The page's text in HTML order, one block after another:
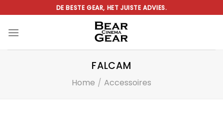
naar
inhoud
DE BESTE GEAR, HET JUISTE ADVIES.
FALCAM
Home / Accessoires